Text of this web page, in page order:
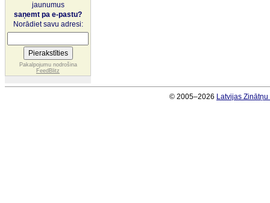
jaunumus
saņemt pa e-pastu?
Norādiet savu adresi:
Pakalpojumu nodrošina
FeedBlitz
© 2005–2026 Latvijas